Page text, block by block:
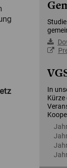
In
Kürze